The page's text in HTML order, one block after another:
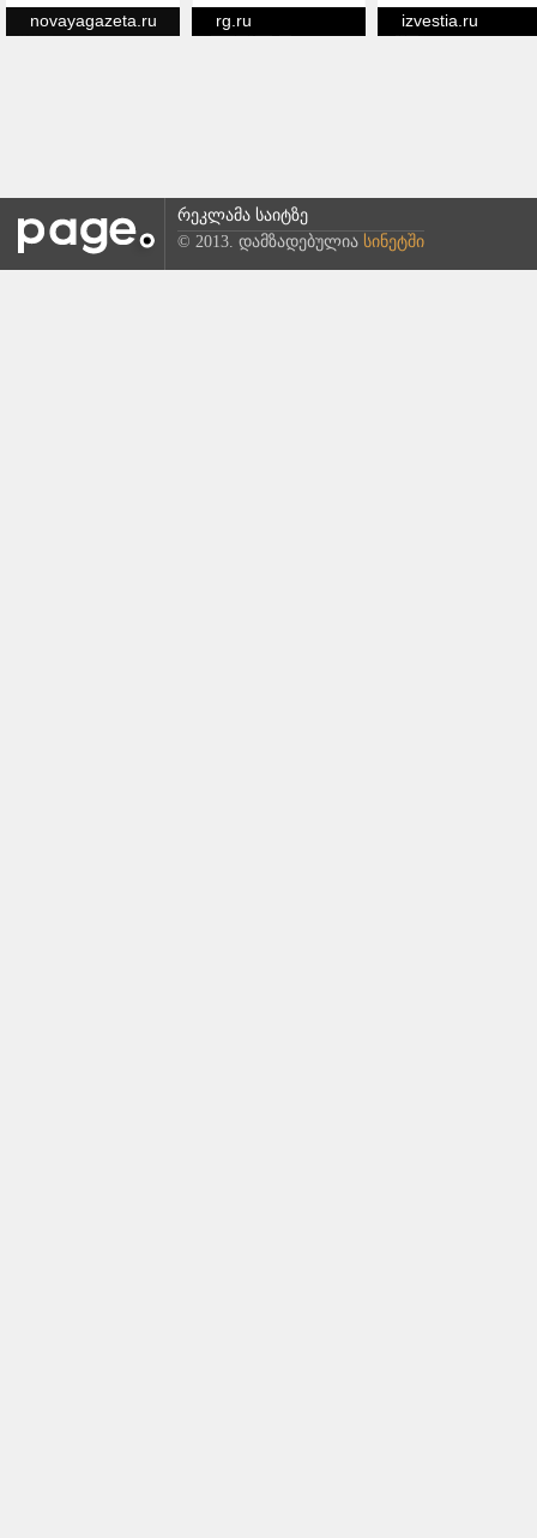
novayagazeta.ru rg.ru izvestia.ru
რეკლამა საიტზე
© 2013. დამზადებულია სინეტში